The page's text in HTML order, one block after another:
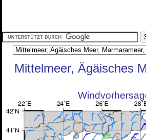
Mittelmeer, Ägäisches